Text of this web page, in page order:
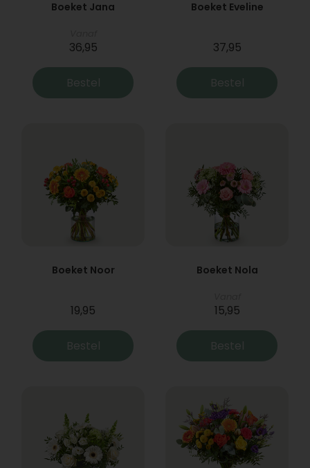
Boeket Jana
36,95
Bestel
Boeket Eveline
37,95
Bestel
Boeket Noor
19,95
Bestel
Boeket Nola
15,95
Bestel